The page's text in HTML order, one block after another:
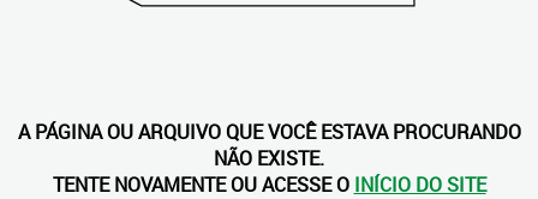
A PÁGINA OU ARQUIVO QUE VOCÊ ESTAVA PROCURANDO
NÃO EXISTE.
TENTE NOVAMENTE OU ACESSE O INÍCIO DO SITE